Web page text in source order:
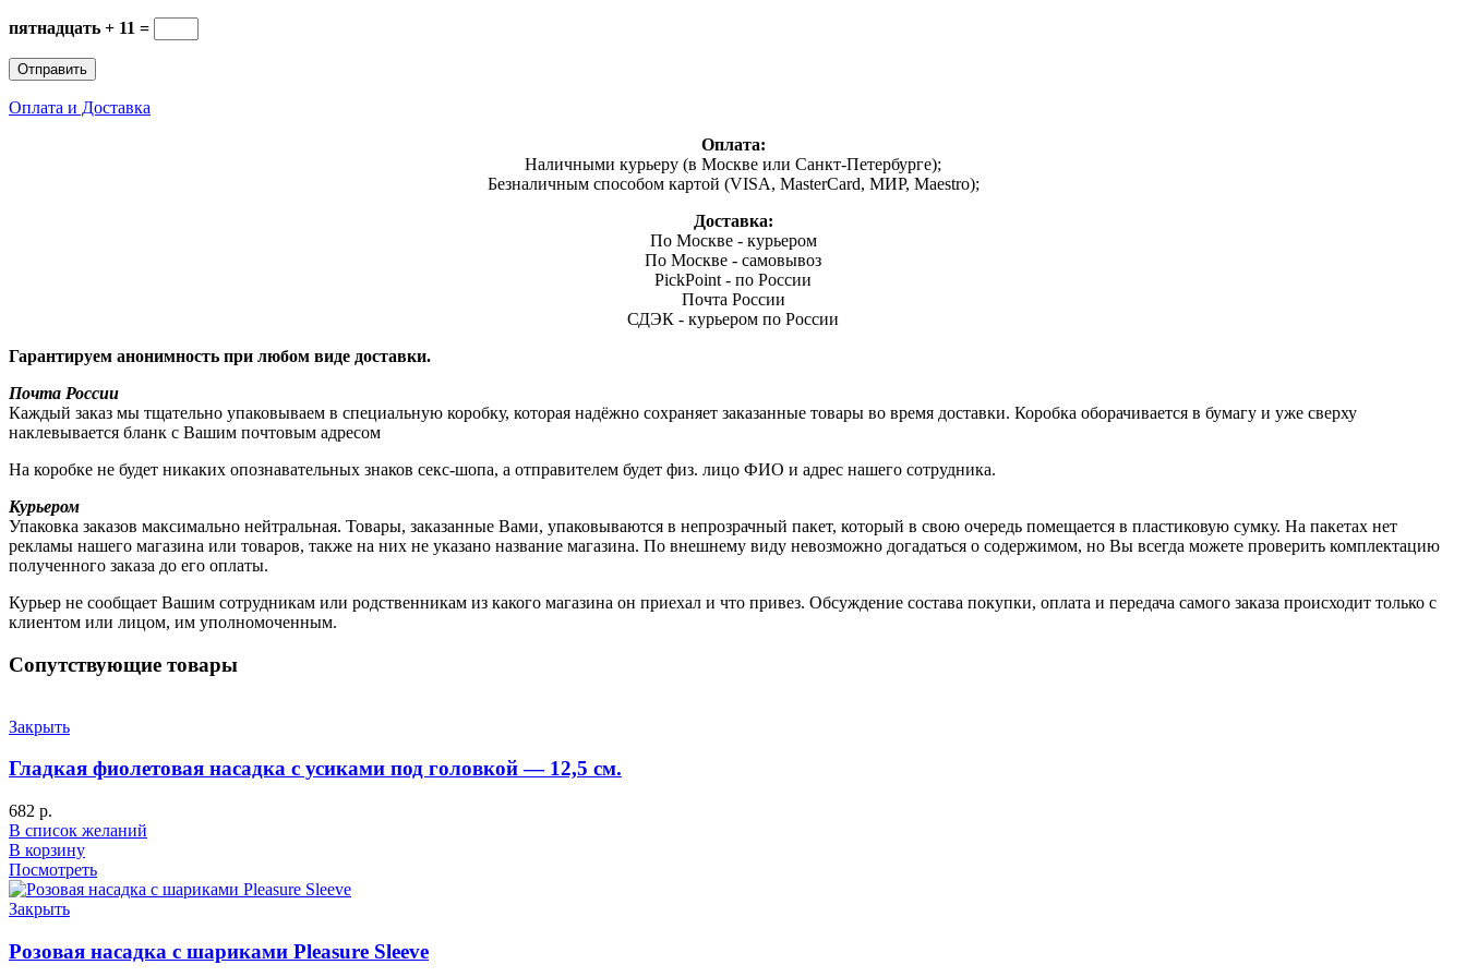
пятнадцать + 11 =
Оплата и Доставка
Оплата:
Наличными курьеру (в Москве или Санкт-Петербурге);
Безналичным способом картой (VISA, MasterCard, МИР, Maestro);
Доставка:
По Москве - курьером
По Москве - самовывоз
PickPoint - по России
Почта России
СДЭК - курьером по России
Гарантируем анонимность при любом виде доставки.
Почта России
Каждый заказ мы тщательно упаковываем в специальную коробку, которая надёжно сохраняет заказанные товары во время доставки. Коробка оборачивается в бумагу и уже сверху
наклевывается бланк с Вашим почтовым адресом
На коробке не будет никаких опознавательных знаков секс-шопа, а отправителем будет физ. лицо ФИО и адрес нашего сотрудника.
Курьером
Упаковка заказов максимально нейтральная. Товары, заказанные Вами, упаковываются в непрозрачный пакет, который в свою очередь помещается в пластиковую сумку. На пакетах нет
рекламы нашего магазина или товаров, также на них не указано название магазина. По внешнему виду невозможно догадаться о содержимом, но Вы всегда можете проверить комплектацию
полученного заказа до его оплаты.
Курьер не сообщает Вашим сотрудникам или родственникам из какого магазина он приехал и что привез. Обсуждение состава покупки, оплата и передача самого заказа происходит только с
клиентом или лицом, им уполномоченным.
Сопутствующие товары
Закрыть
Гладкая фиолетовая насадка с усиками под головкой — 12,5 см.
682 р.
В список желаний
В корзину
Посмотреть
Закрыть
Розовая насадка c шариками Pleasure Sleeve